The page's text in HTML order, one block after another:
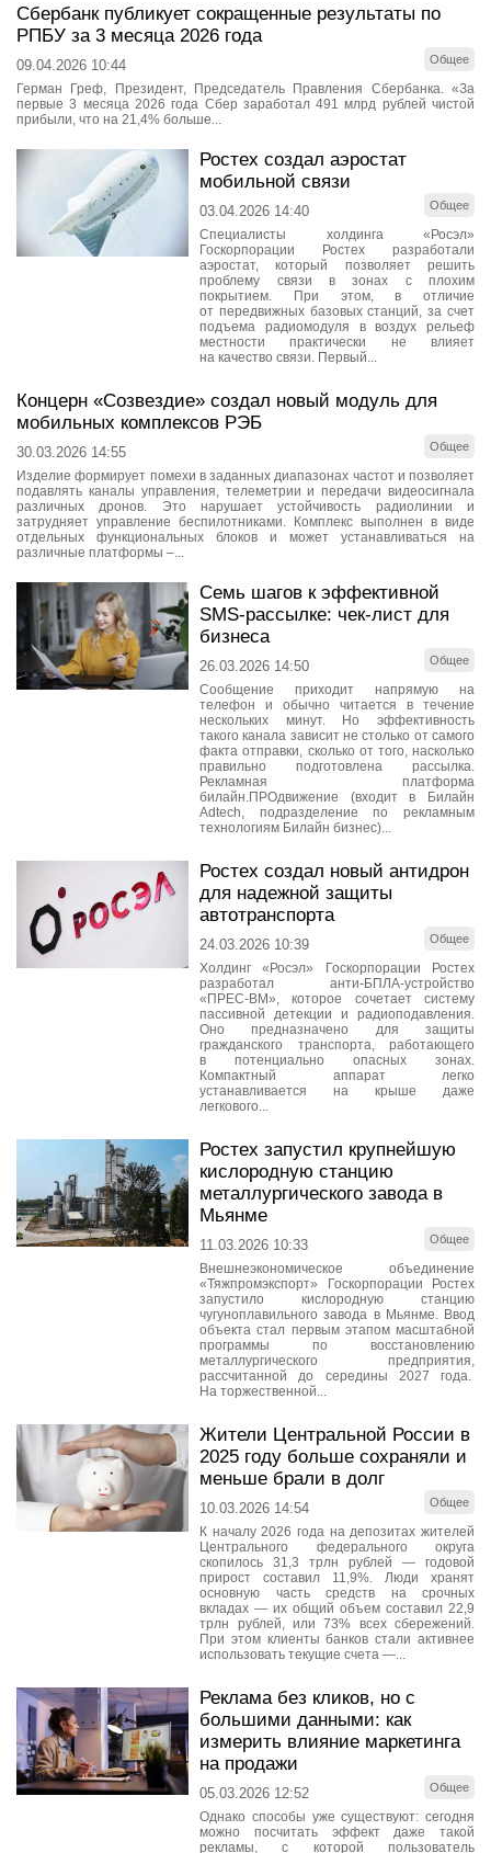
Сбербанк публикует сокращенные результаты по
РПБУ за 3 месяца 2026 года
Общее
09.04.2026 10:44
Герман Греф, Президент, Председатель Правления Сбербанка. «За
первые 3 месяца 2026 года Сбер заработал 491 млрд рублей чистой
прибыли, что на 21,4% больше...
Ростех создал аэростат
мобильной связи
Общее
03.04.2026 14:40
Специалисты холдинга «Росэл»
Госкорпорации Ростех разработали
аэростат, который позволяет решить
проблему связи в зонах с плохим
покрытием. При этом, в отличие
от передвижных базовых станций, за счет
подъема радиомодуля в воздух рельеф
местности практически не влияет
на качество связи. Первый...
Концерн «Созвездие» создал новый модуль для
мобильных комплексов РЭБ
Общее
30.03.2026 14:55
Изделие формирует помехи в заданных диапазонах частот и позволяет
подавлять каналы управления, телеметрии и передачи видеосигнала
различных дронов. Это нарушает устойчивость радиолинии и
затрудняет управление беспилотниками. Комплекс выполнен в виде
отдельных функциональных блоков и может устанавливаться на
различные платформы –...
Семь шагов к эффективной
SMS-рассылке: чек-лист для
бизнеса
Общее
26.03.2026 14:50
Сообщение приходит напрямую на
телефон и обычно читается в течение
нескольких минут. Но эффективность
такого канала зависит не столько от самого
факта отправки, сколько от того, насколько
правильно подготовлена рассылка.
Рекламная платформа
билайн.ПРОдвижение (входит в Билайн
Adtech, подразделение по рекламным
технологиям Билайн бизнес)...
Ростех создал новый антидрон
для надежной защиты
автотранспорта
Общее
24.03.2026 10:39
Холдинг «Росэл» Госкорпорации Ростех
разработал анти-БПЛА-устройство
«ПРЕС-ВМ», которое сочетает систему
пассивной детекции и радиоподавления.
Оно предназначено для защиты
гражданского транспорта, работающего
в потенциально опасных зонах.
Компактный аппарат легко
устанавливается на крыше даже
легкового...
Ростех запустил крупнейшую
кислородную станцию
металлургического завода в
Мьянме
Общее
11.03.2026 10:33
Внешнеэкономическое объединение
«Тяжпромэкспорт» Госкорпорации Ростех
запустило кислородную станцию
чугуноплавильного завода в Мьянме. Ввод
объекта стал первым этапом масштабной
программы по восстановлению
металлургического предприятия,
рассчитанной до середины 2027 года.
На торжественной...
Жители Центральной России в
2025 году больше сохраняли и
меньше брали в долг
Общее
10.03.2026 14:54
К началу 2026 года на депозитах жителей
Центрального федерального округа
скопилось 31,3 трлн рублей — годовой
прирост составил 11,9%. Люди хранят
основную часть средств на срочных
вкладах — их общий объем составил 22,9
трлн рублей, или 73% всех сбережений.
При этом клиенты банков стали активнее
использовать текущие счета —...
Реклама без кликов, но с
большими данными: как
измерить влияние маркетинга
на продажи
Общее
05.03.2026 12:52
Однако способы уже существуют: сегодня
можно посчитать эффект даже такой
рекламы, с которой пользователь